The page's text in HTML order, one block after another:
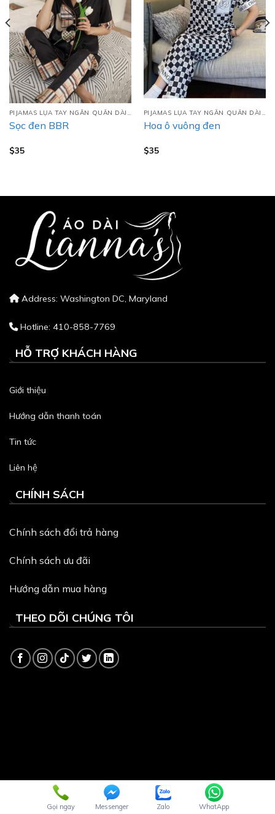
PIJAMAS LỤA TAY NGẮN QUẦN DÀI (TNQD)
Sọc đen BBR
$35
PIJAMAS LỤA TAY NGẮN QUẦN DÀI (TNQD)
Hoa ô vuông đen
$35
Address: Washington DC, Maryland
Hotline: 410-858-7769
HỖ TRỢ KHÁCH HÀNG
Giới thiệu
Hướng dẫn thanh toán
Tin tức
Liên hệ
CHÍNH SÁCH
Chính sách đổi trả hàng
Chính sách ưu đãi
Hướng dẫn mua hàng
THEO DÕI CHÚNG TÔI
Copyright 2026 © Dịch vụ quản trị website vàThiết kế
Webitebởi VinaSite.com.vn
Gọi ngay Messenger Zalo WhatApp